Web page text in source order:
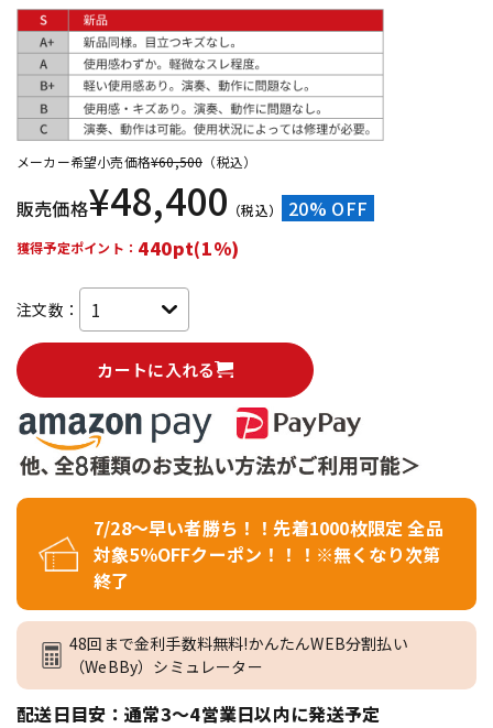
メーカー希望小売価格¥60,500 （税込）
販売価格¥48,400 （税込） 20% OFF
獲得予定ポイント： 440pt(1%)
注文数：
カートに入れる
7/28～早い者勝ち！！先着1000枚限定 全品
対象5％OFFクーポン！！！※無くなり次第
終了
48回まで金利手数料無料!かんたんWEB分割払い
（WeBBy）シミュレーター
配送日目安：通常3～4営業日以内に発送予定